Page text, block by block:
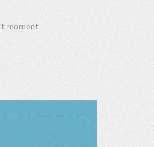
moment